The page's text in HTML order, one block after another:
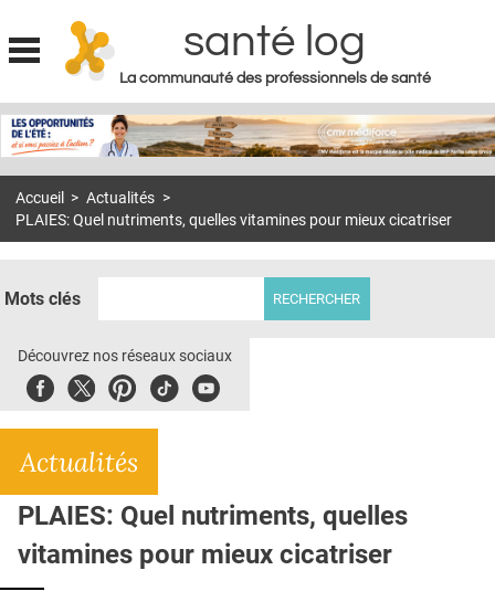
Jump to navigation
santé log
La communauté des professionnels de santé
MON COMPTE
S'ABONNER À LA REVUE SOIN À DOMICILE
DOSSIERS
E-REVUE SAD
L'APP
QUI SOMMES-NOUS ?
PUBLICITÉ
CONDITIONS GÉNÉRALES
Accueil > Actualités >
PLAIES: Quel nutriments, quelles vitamines pour mieux cicatriser
Mots clés
Découvrez nos réseaux sociaux
FacebookTwitterPinterest
TiktokYoubute
Actualités
PLAIES: Quel nutriments, quelles
vitamines pour mieux cicatriser